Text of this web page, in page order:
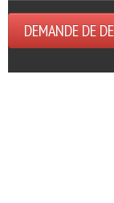
DEMANDE DE